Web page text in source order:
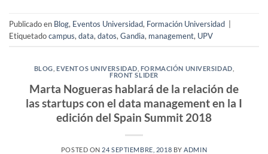
Publicado en Blog, Eventos Universidad, Formación Universidad
Etiquetadocampus, data, datos, Gandia, management, UPV
BLOG ,EVENTOS UNIVERSIDAD FORMACIÓN UNIVERSIDAD
FRONT SLIDER
Marta Nogueras hablará de la relación de
las startups con el data management en la I
edición del Spain Summit 2018
POSTED ON 24 SEPTIEMBRE, 2018 BYADMIN